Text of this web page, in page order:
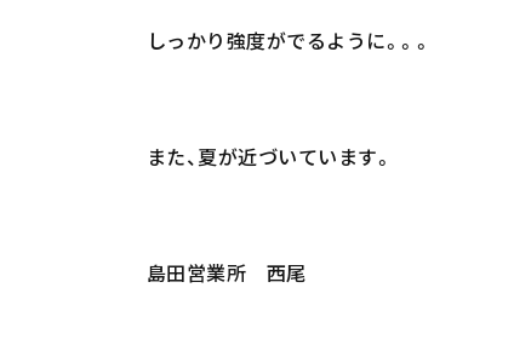
しっかり強度がでるように。。。
また、夏が近づいています。
島田営業所 西尾